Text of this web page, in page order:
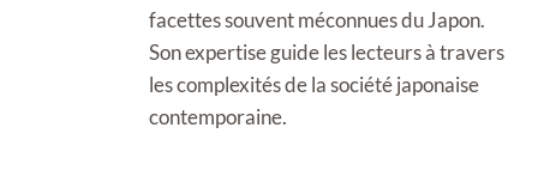
facettes souvent méconnues du Japon.
Son expertise guide les lecteurs à travers
les complexités de la société japonaise
contemporaine.